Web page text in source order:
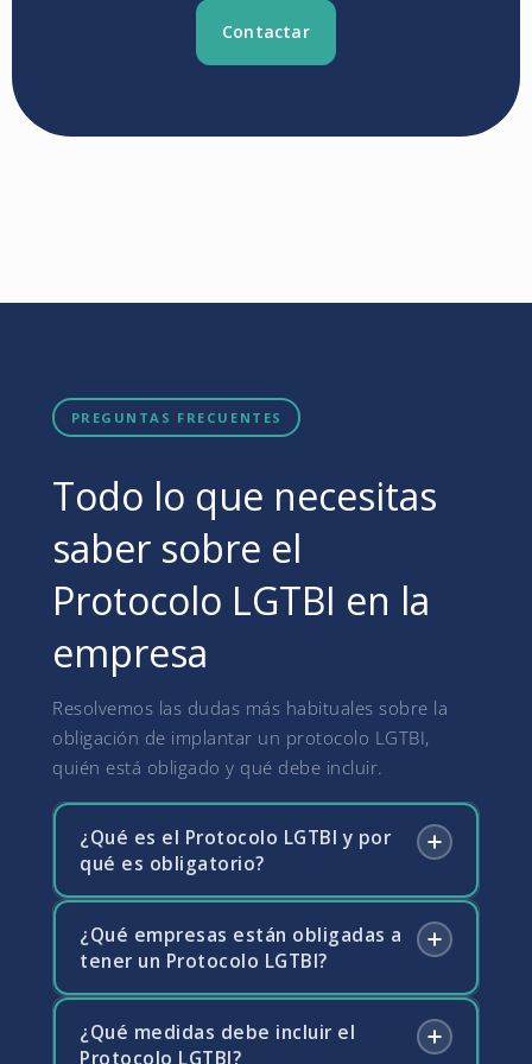
Contactar
PREGUNTAS FRECUENTES
Todo lo que necesitas
saber sobre el
Protocolo LGTBI en la
empresa
Resolvemos las dudas más habituales sobre la
obligación de implantar un protocolo LGTBI,
quién está obligado y qué debe incluir.
¿Qué es el Protocolo LGTBI y por
qué es obligatorio?
El Protocolo LGTBI es el conjunto de medidas
planificadas que la empresa debe implantar
para garantizar la igualdad real y efectiva de
las personas LGTBI en el entorno laboral y
para prevenir, detectar y actuar frente a
¿Qué empresas están obligadas a
tener un Protocolo LGTBI?
La Ley 4/2023 obliga a todas las empresas
¿Qué medidas debe incluir el
Protocolo LGTBI?